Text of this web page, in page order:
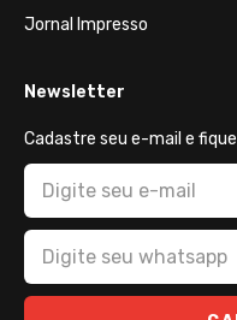
Jornal Impresso
Newsletter
Cadastre seu e-mail e